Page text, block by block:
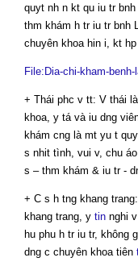
quyt nh n kt qu iu tr
thm khám h tr iu tr bnh
chuyên khoa hin i, kt
File:Dia-chi-kham-
+ Thái phc v tt: V thái
khoa, y tá và iu dng
khám cng là mt yu t
s nhit tình, vui v, chu
s – thm khám & iu tr -
+ C s h tng khang
khang trang, y tin nghi
hu phu h tr iu tr, không
dng c chuyên khoa tiên